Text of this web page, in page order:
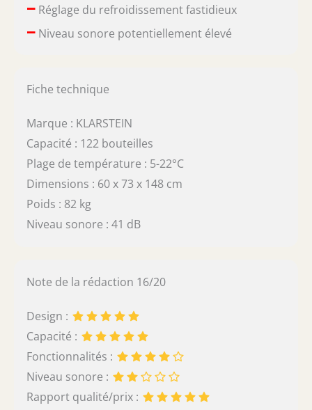
–Réglage du refroidissement fastidieux
–Niveau sonore potentiellement élevé
Fiche technique
Marque : KLARSTEIN
Capacité : 122 bouteilles
Plage de température : 5-22°C
Dimensions : 60 x 73 x 148 cm
Poids : 82 kg
Niveau sonore : 41 dB
Note de la rédaction 16/20
Design :
Capacité :
Fonctionnalités :
Niveau sonore :
Rapport qualité/prix :